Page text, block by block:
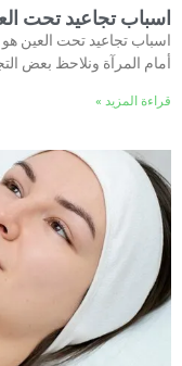
اسباب تجاعيد تحت العين و أفضل 4
اسباب تجاعيد تحت العين
أمام المرآة ونلاحظ بعض
قراءة المزيد »